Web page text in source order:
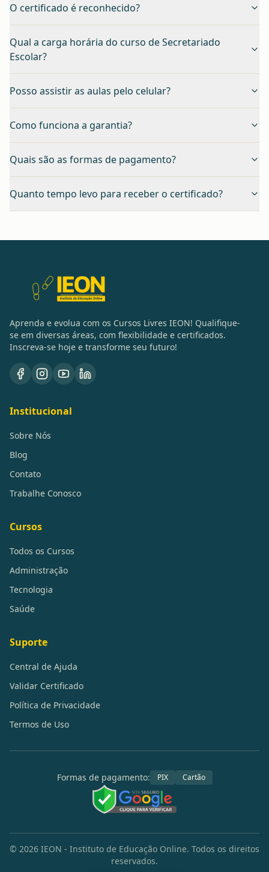
O certificado é reconhecido?
Qual a carga horária do curso de Secretariado
Escolar?
Posso assistir as aulas pelo celular?
Como funciona a garantia?
Quais são as formas de pagamento?
Quanto tempo levo para receber o certificado?
Aprenda e evolua com os Cursos Livres IEON! Qualifique-
se em diversas áreas, com flexibilidade e certificados.
Inscreva-se hoje e transforme seu futuro!
Institucional
Sobre Nós
Blog
Contato
Trabalhe Conosco
Cursos
Todos os Cursos
Administração
Tecnologia
Saúde
Suporte
Central de Ajuda
Validar Certificado
Política de Privacidade
Termos de Uso
Formas de pagamento: PIX Cartão
© 2026 IEON - Instituto de Educação Online. Todos os direitos
reservados.